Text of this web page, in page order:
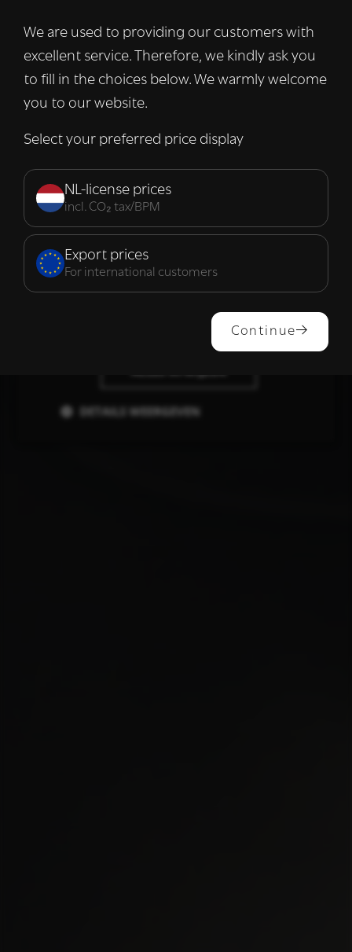
We are used to providing our customers with
excellent service. Therefore, we kindly ask you
to fill in the choices below. We warmly welcome
you to our website.
Select your preferred price display
NL-license prices
incl. CO₂ tax/BPM
Export prices
For international customers
Continue
informatie over uw gebruik van onze site
met onze advertentie- en analysepartners,
die deze kunnen combineren met andere
informatie die u aan hen heeft verstrekt of
van hun diensten. Lees verder
Strikt
noodzakelijk
Prestatie Targeting
ALLES ACCEPTEREN
DETAILS WEERGEVEN